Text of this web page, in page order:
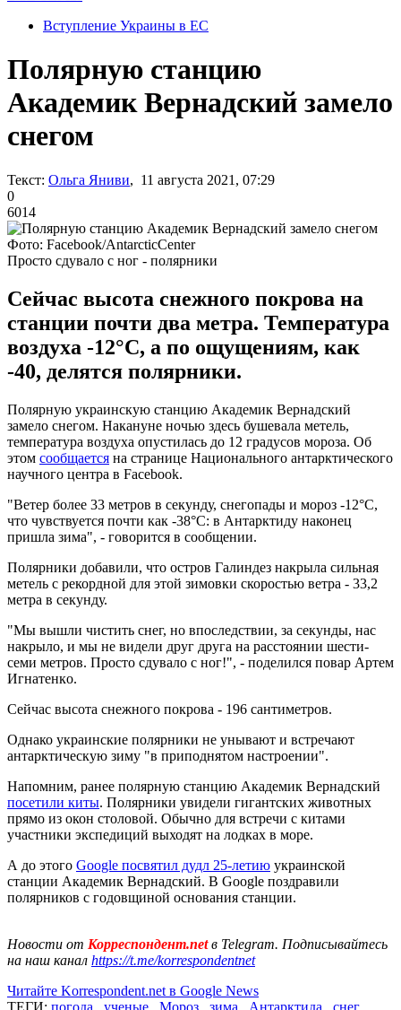
Вступление Украины в ЕС
Полярную станцию
Академик Вернадский замело
снегом
Текст: Ольга Яниви, 11 августа 2021, 07:29
0
6014
Фото: Facebook/AntarcticCenter
Просто сдувало с ног - полярники
Сейчас высота снежного покрова на
станции почти два метра. Температура
воздуха -12°C, а по ощущениям, как
-40, делятся полярники.
Полярную украинскую станцию Академик Вернадский
замело снегом. Накануне ночью здесь бушевала метель,
температура воздуха опустилась до 12 градусов мороза. Об
этом сообщается на странице Национального антарктического
научного центра в Facebook.
"Ветер более 33 метров в секунду, снегопады и мороз -12°С,
что чувствуется почти как -38°С: в Антарктиду наконец
пришла зима", - говорится в сообщении.
Полярники добавили, что остров Галиндез накрыла сильная
метель с рекордной для этой зимовки скоростью ветра - 33,2
метра в секунду.
"Мы вышли чистить снег, но впоследствии, за секунды, нас
накрыло, и мы не видели друг друга на расстоянии шести-
семи метров. Просто сдувало с ног!", - поделился повар Артем
Игнатенкo.
Сейчас высота снежного покрова - 196 сантиметров.
Однако украинские полярники не унывают и встречают
антарктическую зиму "в приподнятом настроении".
Напомним, ранее полярную станцию Академик Вернадский
посетили киты. Полярники увидели гигантских животных
прямо из окон столовой. Обычно для встречи с китами
участники экспедиций выходят на лодках в море.
А до этого Google посвятил дудл 25-летию украинской
станции Академик Вернадский. В Google поздравили
полярников с годовщиной основания станции.
Новости от Корреспондент.netв Telegram. Подписывайтесь
на наш канал https://t.me/korrespondentnet
Читайте Korrespondent.net в Google News
ТЕГИ: погода ученые Мороз зима Антарктида снег,